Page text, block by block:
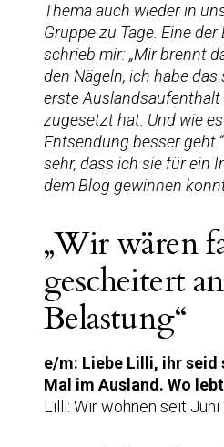
Thema auch wieder in
Gruppe zu Tage. Eine
schrieb mir: „Mir brennt
den Nägeln, ich habe
erste Auslandsaufenthalt
zugesetzt hat. Und wie
Entsendung besser
sehr, dass ich sie für ein
dem Blog gewinnen
„Wir wären
gescheitert
Belastung“
e/m: Liebe Lilli, ihr seid
Mal im Ausland. Wo
Lilli: Wir wohnen seit Juni